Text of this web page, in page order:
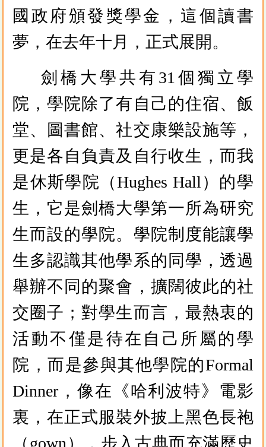
國政府頒發獎學金，這個讀書
夢，在去年十月，正式展開。
劍橋大學共有31個獨立學
院，學院除了有自己的住宿、飯
堂、圖書館、社交康樂設施等，
更是各自負責及自行收生，而我
是休斯學院（Hughes Hall）的學
生，它是劍橋大學第一所為研究
生而設的學院。學院制度能讓學
生多認識其他學系的同學，透過
舉辦不同的聚會，擴闊彼此的社
交圈子；對學生而言，最熱衷的
活動不僅是待在自己所屬的學
院，而是參與其他學院的Formal
Dinner，像在《哈利波特》電影
裏，在正式服裝外披上黑色長袍
（gown），步入古典而充滿歷史